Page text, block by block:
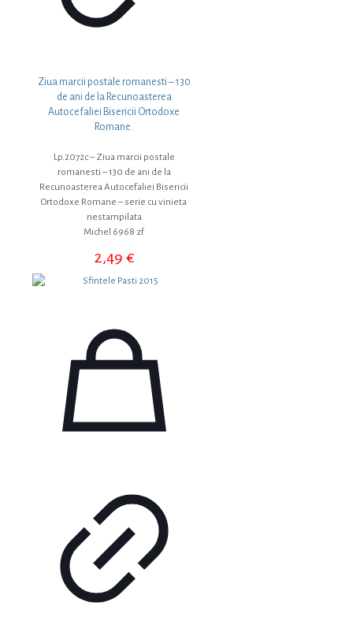
Ziua marcii postale romanesti – 130
de ani de la Recunoasterea
Autocefaliei Bisericii Ortodoxe
Romane.
Lp.2072c – Ziua marcii postale
romanesti – 130 de ani de la
Recunoasterea Autocefaliei Bisericii
Ortodoxe Romane – serie cu vinieta
nestampilata
Michel 6968 zf
2,49 €